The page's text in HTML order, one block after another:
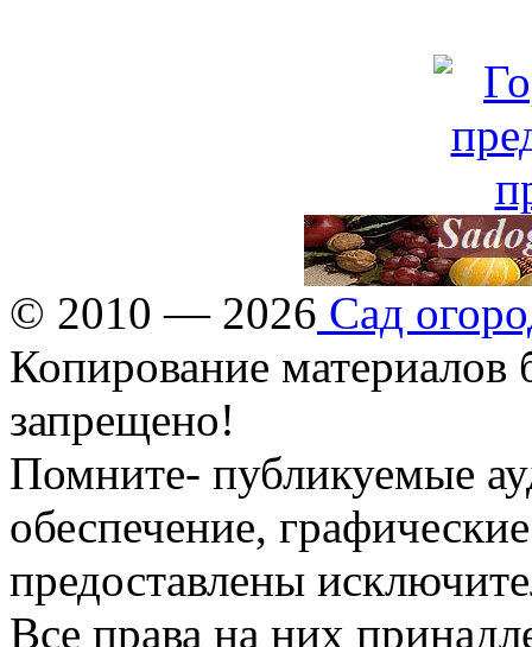
© 2010 — 2026 Сад
Копирование материалов
запрещено!
Помните- публикуемые
обеспечение,
предоставлены
Все права на них